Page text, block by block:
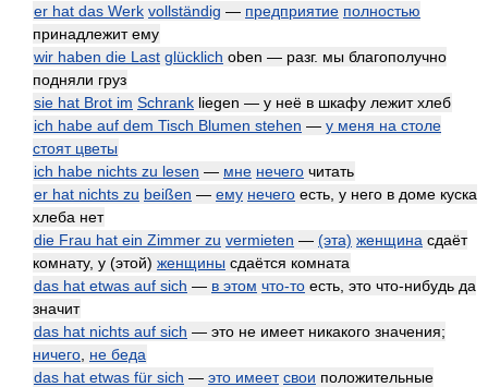
er hat das Werk vollständig — предприятие полностью
принадлежит ему
wir haben die Last glücklich oben — разг. мы благополучно
подняли груз
sie hat Brot im Schrank liegen — у неё в шкафу лежит хлеб
ich habe auf dem Tisch Blumen stehen — у меня на столе
стоят цветы
ich habe nichts zu lesen — мне нечего читать
er hat nichts zu beißen — ему нечего есть, у него в доме куска
хлеба нет
die Frau hat ein Zimmer zu vermieten — (эта) женщина сдаёт
комнату, у (этой) женщины сдаётся комната
das hat etwas auf sich — в этом что-то есть, это что-нибудь да
значит
das hat nichts auf sich — это не имеет никакого значения;
ничего не беда
das hat etwas für sich — это имеет свои положительные